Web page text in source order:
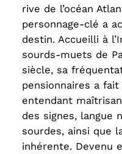
rive de l’océan
personnage-clé a
destin. Accueilli à
sourds-muets de
siècle, sa
pensionnaires a
entendant
des signes, langue
sourdes, ainsi que
inhérente. Devenu